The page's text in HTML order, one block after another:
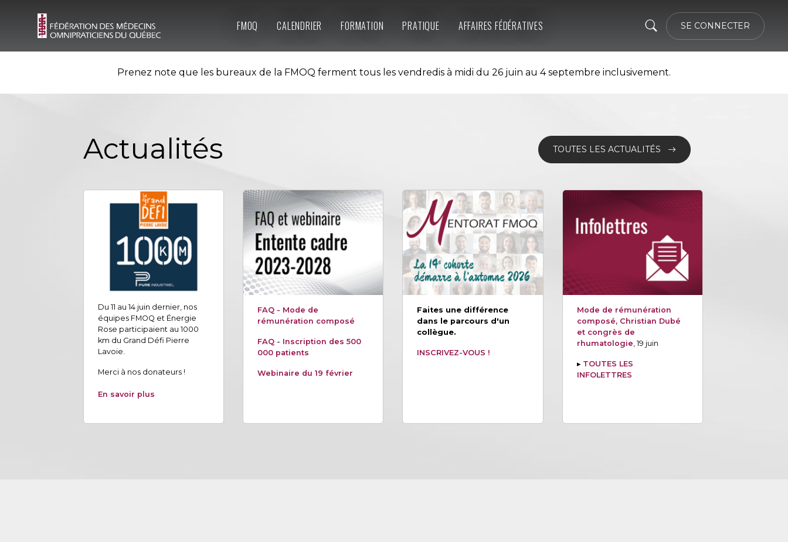
SE CONNECTER
FMOQ CALENDRIER FORMATION PRATIQUE AFFAIRES FÉDÉRATIVES
Prenez note que les bureaux de la FMOQ ferment tous les vendredis à midi du 26 juin au 4 septembre inclusivement.
Actualités TOUTES LES ACTUALITÉS
Du 11 au 14 juin dernier, nos
équipes FMOQ et Énergie
Rose participaient au 1000
km du Grand Défi Pierre
Lavoie.
Merci à nos donateurs !
En savoir plus
FAQ - Mode de
rémunération composé
FAQ - Inscription des 500
000 patients
Webinaire du 19 février
Faites une différence
dans le parcours d'un
collègue.
INSCRIVEZ-VOUS !
Mode de rémunération
composé, Christian Dubé
et congrès de
rhumatologie , 19 juin
▸ TOUTES LES
INFOLETTRES